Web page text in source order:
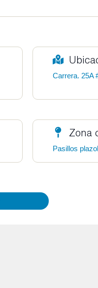
Carrera. 25A
Zona
Pasillos